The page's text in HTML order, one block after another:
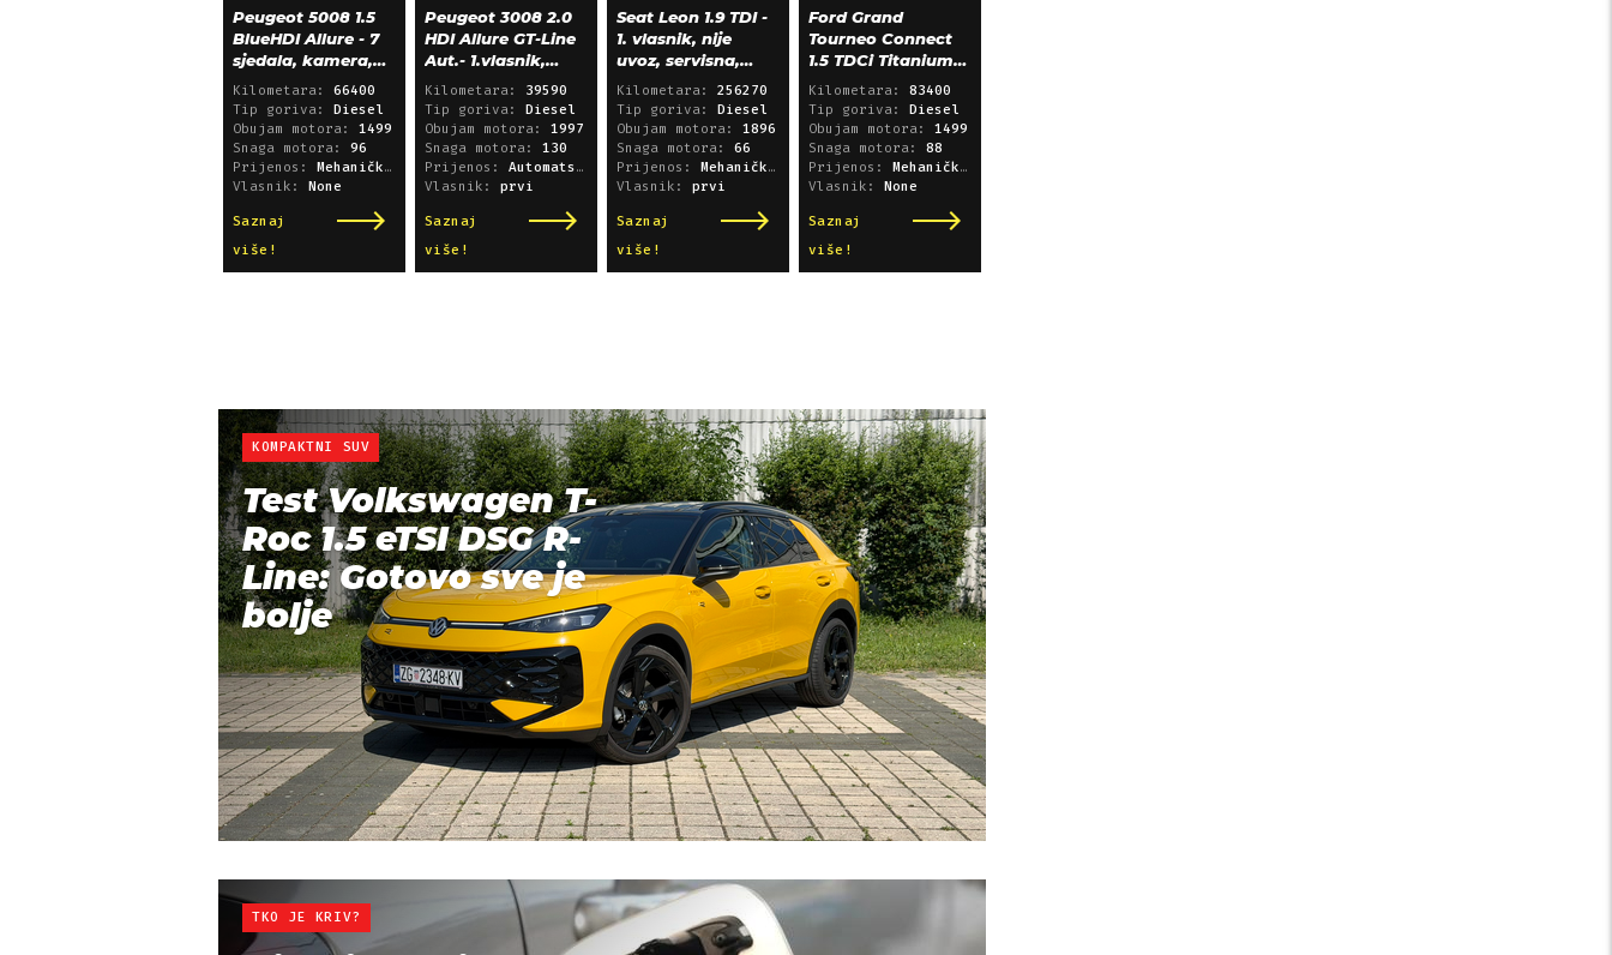
Peugeot 5008 1.5
BlueHDI Allure - 7
sjedala, kamera,
alu 18, 66.000 km
Kilometara: 66400
Tip goriva:
Diesel
Obujam motora: 1499
Snaga motora: 96
Prijenos:
Mehanički mjenjač
Vlasnik:
None
Saznaj
više!
Ford Grand
Tourneo Connect
1.5 TDCi Titanium
L2 - panorama,
navigacija
Kilometara: 83400
Tip goriva:
Diesel
Obujam motora: 1499
Snaga motora: 88
Prijenos:
Mehanički mjenjač
Vlasnik:
None
Saznaj
više!
Peugeot 3008 2.0
HDI Allure GT-Line
Aut.- 1.vlasnik,
39.600 km!
Kilometara: 39590
Tip goriva:
Diesel
Obujam motora: 1997
Snaga motora: 130
Prijenos: Automatski sekvencijski
Vlasnik: prvi
Saznaj
više!
Seat Leon 1.9 TDI -
1. vlasnik, nije
uvoz, servisna,
klima, alu 15"
Kilometara: 256270
Tip goriva:
Diesel
Obujam motora: 1896
Snaga motora: 66
Prijenos:
Mehanički mjenjač
Vlasnik: prvi
Saznaj
više!
KOMPAKTNI SUV
Test Volkswagen T-
Roc 1.5 eTSI DSG R-
Line: Gotovo sve je
bolje
TKO JE KRIV?